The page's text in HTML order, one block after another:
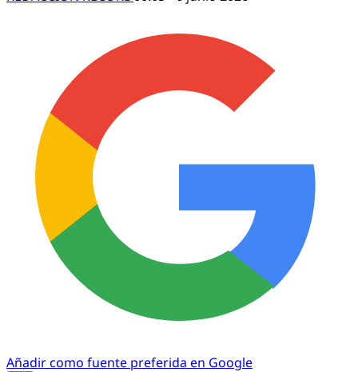
Añadir como fuente preferida en Google